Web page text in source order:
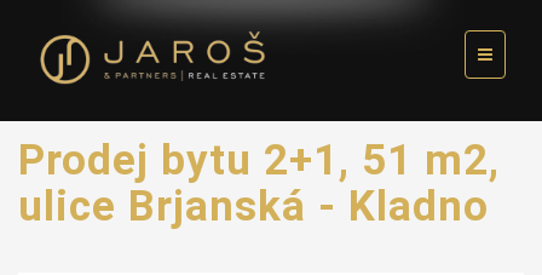
Prodej bytu 2+1, 51 m2,
ulice Brjanská - Kladno